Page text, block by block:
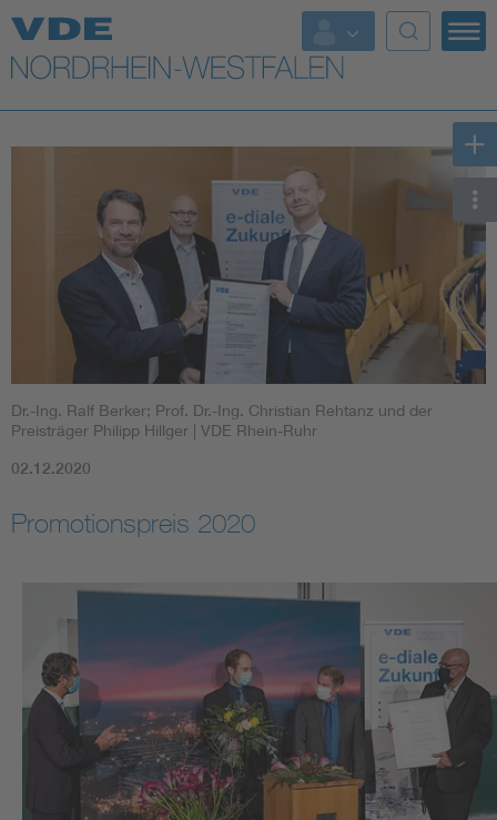
Top Themen
Weitere Themen
Dr.-Ing. Ralf Berker; Prof. Dr.-Ing. Christian Rehtanz und der
Preisträger Philipp Hillger | VDE Rhein-Ruhr
02.12.2020
Promotionspreis 2020